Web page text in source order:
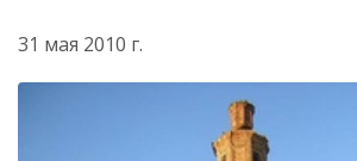
31 мая 2010 г.